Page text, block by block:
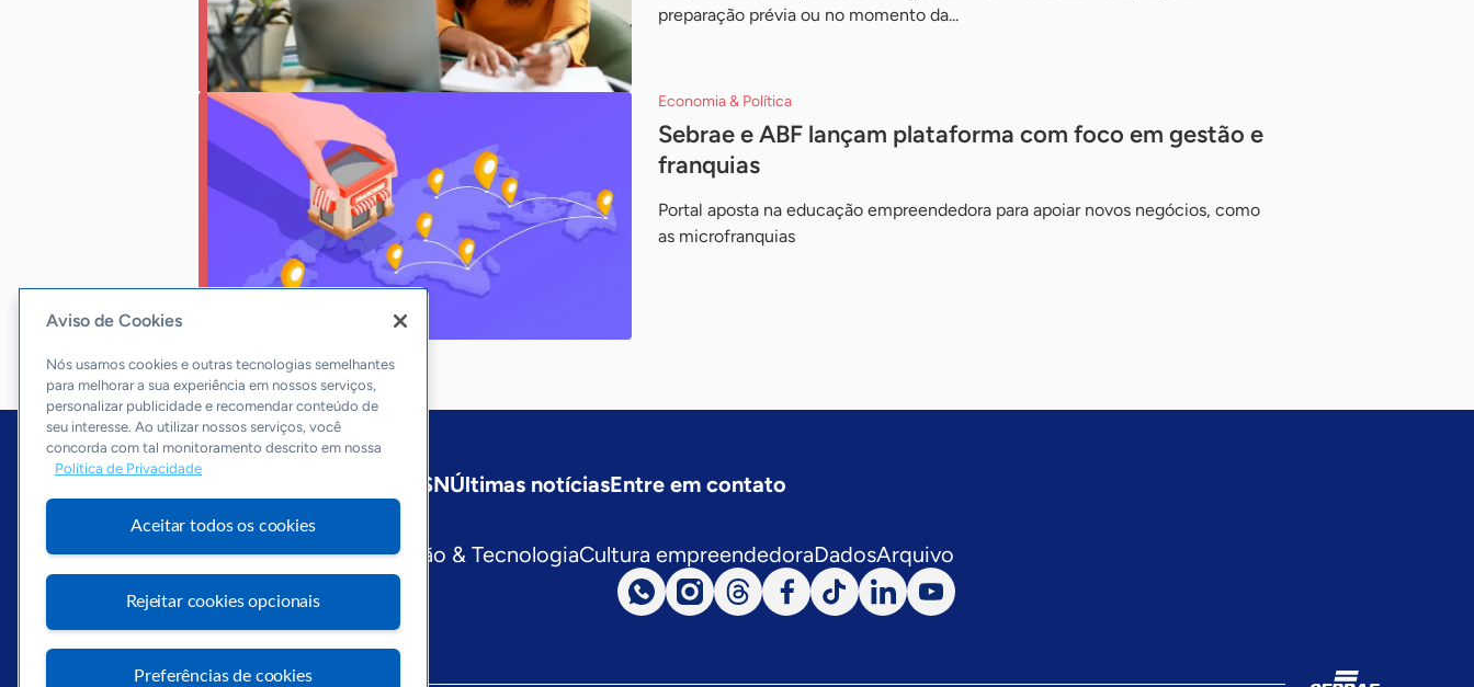
preparação prévia ou no momento da...
Economia & Política
Sebrae e ABF lançam plataforma com foco em gestão e
franquias
Portal aposta na educação empreendedora para apoiar novos negócios, como
as microfranquias
Início Sobre a ASNÚltimas notíciasEntre em contato
Economia & PolíticaInovação & TecnologiaCultura empreendedoraDadosArquivo
Visite o Portal Sebrae
Aviso de Cookies
Nós usamos cookies e outras tecnologias semelhantes
para melhorar a sua experiência em nossos serviços,
personalizar publicidade e recomendar conteúdo de
seu interesse. Ao utilizar nossos serviços, você
concorda com tal monitoramento descrito em nossa
Política de Privacidade
Aceitar todos os cookies
Rejeitar cookies opcionais
Preferências de cookies